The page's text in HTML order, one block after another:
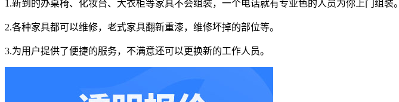
1.新到的办桌椅、化妆台、大衣柜等家具不会组装，一个电话就有专业色的人员为你上门组装。
2.各种家具都可以维修，老式家具翻新重漆，维修坏掉的部位等。
3.为用户提供了便捷的服务，不满意还可以更换新的工作人员。